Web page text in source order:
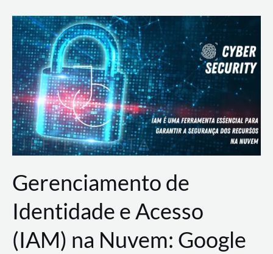
Desenvolvimento,
Segurança
e
Operações
Gerenciamento de
Identidade e Acesso
(IAM) na Nuvem: Google